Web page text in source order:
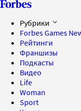
Рубрики
Forbes Games
Рейтинги
Франшизы
Подкасты
Видео
Life
Woman
Sport